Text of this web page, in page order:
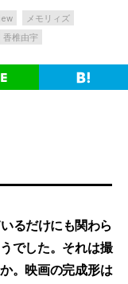
メモリィズ
香椎由宇
るだけにも関わら
でした。それは撮
。映画の完成形は